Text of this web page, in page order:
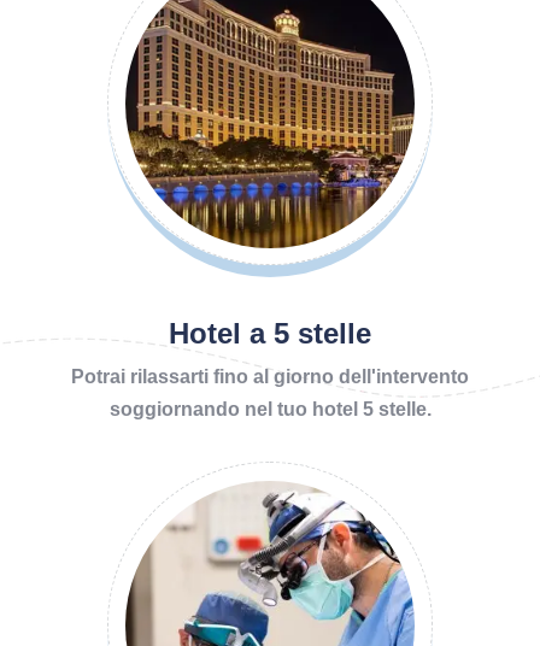
Hotel a 5 stelle
Potrai rilassarti fino al giorno dell'intervento
soggiornando nel tuo hotel 5 stelle.